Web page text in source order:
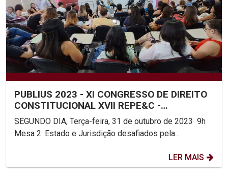
PUBLIUS 2023 - XI CONGRESSO DE DIREITO
CONSTITUCIONAL XVII REPE&C -
ENCONTRO DA REDE DE PESQUISA...
SEGUNDO DIA, Terça-feira, 31 de outubro de 2023 9h
Mesa 2: Estado e Jurisdição desafiados pela...
LER MAIS